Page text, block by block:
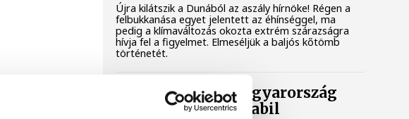
Újra kilátszik a Dunából az aszály hírnöke! Régen a
felbukkanása egyet jelentett az éhínséggel, ma
pedig a klímaváltozás okozta extrém szárazságra
hívja fel a figyelmet. Elmeséljük a baljós kőtömb
történetét.
Magyar Péter: Magyarország
energiaellátása stabil